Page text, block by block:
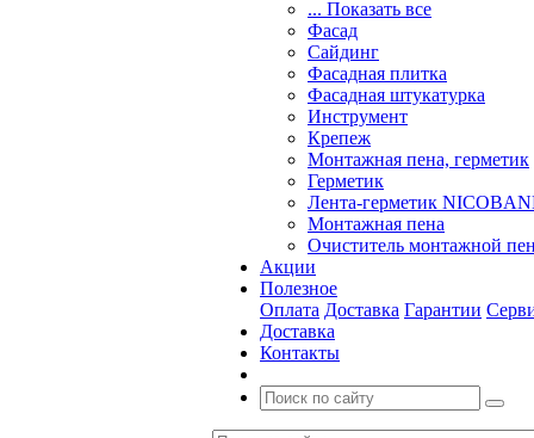
... Показать все
Фасад
Сайдинг
Фасадная плитка
Фасадная штукатурка
Инструмент
Крепеж
Монтажная пена, герметик
Герметик
Лента-герметик
Монтажная пена
Очиститель монтажной
Акции
Полезное
Оплата Доставка Гарантии
Доставка
Контакты